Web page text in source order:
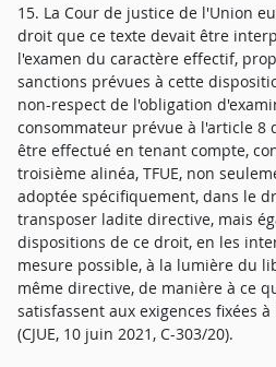
15. La Cour de justice de l'Union
droit que ce texte devait être
l'examen du caractère effectif,
sanctions prévues à cette
non-respect de l'obligation
consommateur prévue à l'article 8
être effectué en tenant compte,
troisième alinéa, TFUE, non
adoptée spécifiquement, dans le
transposer ladite directive, mais
dispositions de ce droit, en les
mesure possible, à la lumière du
même directive, de manière à ce
satisfassent aux exigences fixées
(CJUE, 10 juin 2021, C-303/20).